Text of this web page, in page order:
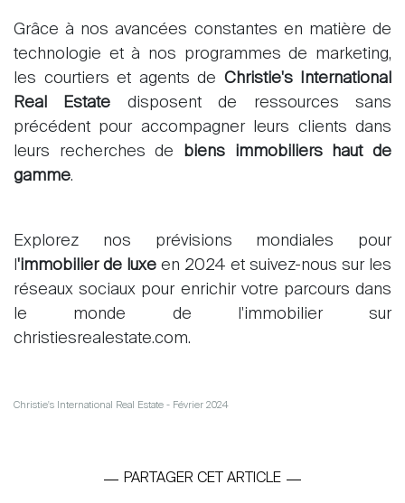
À propos
Nos experts
en
Grâce à nos avancées constantes en matière de
technologie et à nos programmes de marketing,
les courtiers et agents de Christie's International
Real Estate disposent de ressources sans
précédent pour accompagner leurs clients dans
leurs recherches de
biens immobiliers haut de
gamme.
Explorez nos prévisions mondiales pour
'immobilier de luxe en 2024 et suivez-nous sur les
réseaux sociaux pour enrichir votre parcours dans
le monde de l'immobilier sur
christiesrealestate.com.
Christie's International Real Estate - Février 2024
PARTAGER CET ARTICLE